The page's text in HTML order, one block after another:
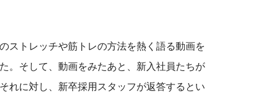
ストレッチや筋トレの方法を熱く語る動画を
。そして、動画をみたあと、新入社員たちが
れに対し、新卒採用スタッフが返答するとい